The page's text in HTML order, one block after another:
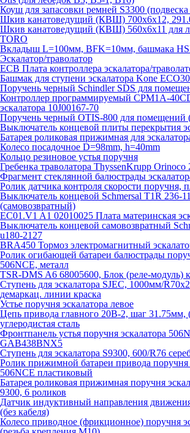
Коуш для запасовки ремней S3300
Шкив канатоведущий (КВШ) 700х6х12,
Шкив канатоведущий (КВШ) 560х6х11 для
TORO
Вкладыш L=100мм, BFK=10мм, башмака
Эскалатор/траволатор
ECB Плата контроллера эскалатора/
Башмак для ступени эскалатора Kone
Поручень черный Schindler SDS для
Контроллер программируемый CPM1A-
эскалатора 10J00167-70
Поручень черный OTIS-800 для помещений
Выключатель концевой плиты перекрытия
Батарея роликовая прижимная для
Колесо посадочное D=98mm, h=40mm
Кольцо резиновое устья поручня
Гребенка траволатора ThyssenKrupp Orinoco
Фрагмент стеклянной балюстрады
Ролик датчика контроля скорости поручня,
Выключатель концевой Schmersal T1R 236-
(самовозвратный)
EC01.V1 A1 02010025 Плата материнская
Выключатель концевой самовозвратный
u180-2127
BRA450 Тормоз электромагнитный
Ролик огибающей батареи балюстрады
506NCE, металл
TSR-DMS A6 68005600, Блок (реле-модуль)
Ступень для эскалатора SJEC, 1000мм/
демаркац. линии краска
Устье поручня эскалатора левое
Цепь привода главного 20B-2, шаг 31.75мм,
углеродистая сталь
Фронтпанель устья поручня эскалатора
GAB438BNX5
Ступень для эскалатора S9300, 600/R76
Ролик прижимной батареи привода поручня
506NCE пластиковый
Батарея роликовая прижимная поручня
9300, 6 роликов
Датчик индуктивный направления
(без кабеля)
Колесо приводное (фрикционное) поручня